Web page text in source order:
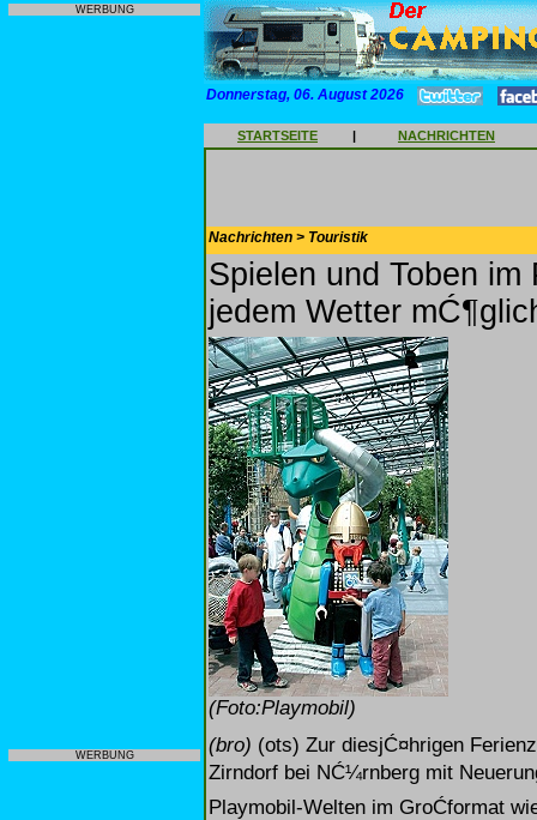
WERBUNG
WERBUNG
Donnerstag, 06. August 2026
STARTSEITE | NACHRICHTEN
Nachrichten > Touristik
Spielen und Toben
jedem Wetter
(Foto:Playmobil)
(bro) (ots) Zur diesjĆ¤hrigen
Zirndorf bei NĆ¼rnberg mit
Playmobil-Welten im GroĆformat